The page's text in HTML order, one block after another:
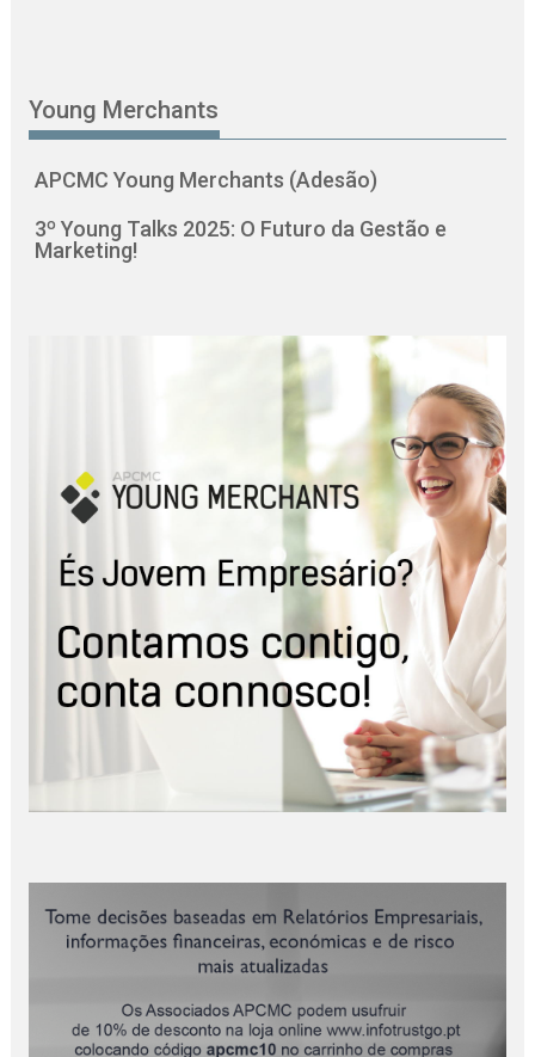
Young Merchants
APCMC Young Merchants (Adesão)
3º Young Talks 2025: O Futuro da Gestão e
Marketing!